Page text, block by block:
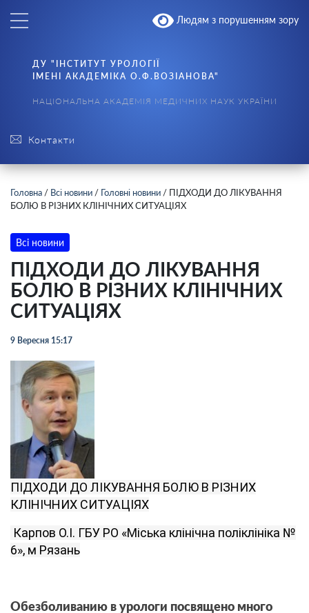
Людям з порушенням зору
Контакти
ДУ "ІНСТИТУТ УРОЛОГІЇ
ІМЕНІ АКАДЕМІКА О.Ф.ВОЗІАНОВА"
НАЦІОНАЛЬНА АКАДЕМІЯ МЕДИЧНИХ НАУК УКРАЇНИ
Головна / Всі новини / Головні новини / ПІДХОДИ ДО ЛІКУВАННЯ
БОЛЮ В РІЗНИХ КЛІНІЧНИХ СИТУАЦІЯХ
Всі новини
ПІДХОДИ ДО ЛІКУВАННЯ
БОЛЮ В РІЗНИХ КЛІНІЧНИХ
СИТУАЦІЯХ
9 Вересня 15:17
ПІДХОДИ ДО ЛІКУВАННЯ БОЛЮ В РІЗНИХ
КЛІНІЧНИХ СИТУАЦІЯХ
Карпов О.І. ГБУ РО «Міська клінічна поліклініка №
6», м Рязань
Обезболиванию в урологи посвящено много